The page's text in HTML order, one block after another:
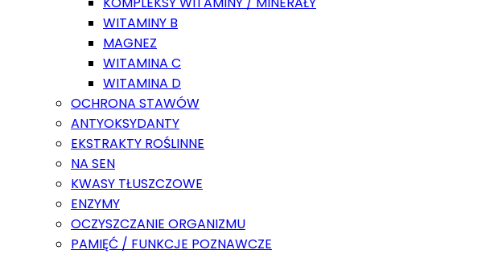
WITAMINY B
MAGNEZ
WITAMINA C
WITAMINA D
OCHRONA STAWÓW
ANTYOKSYDANTY
EKSTRAKTY ROŚLINNE
NA SEN
KWASY TŁUSZCZOWE
ENZYMY
OCZYSZCZANIE ORGANIZMU
PAMIĘĆ / FUNKCJE POZNAWCZE